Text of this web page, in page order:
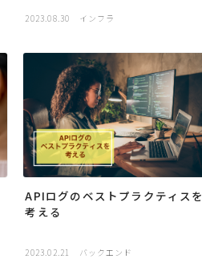
2023.08.30 インフラ
APIログのベストプラクティスを
考える
2023.02.21 バックエンド